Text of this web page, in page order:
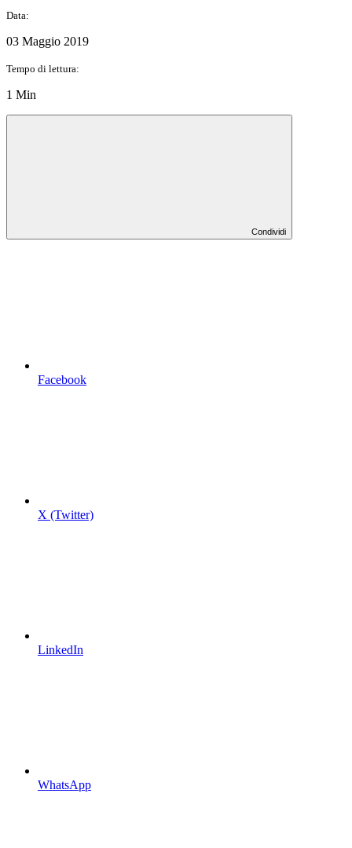
Data:
03 Maggio 2019
Tempo di lettura:
1 Min
Condividi
Facebook
X (Twitter)
LinkedIn
WhatsApp